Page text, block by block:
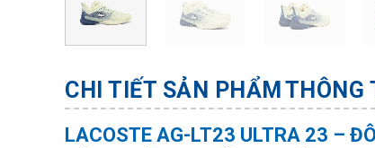
CHI TIẾT SẢN PHẨM THÔNG
LACOSTE AG-LT23 ULTRA 23 –